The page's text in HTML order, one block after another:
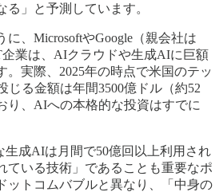
」と予測しています。
に、MicrosoftやGoogle（親会社は
企業は、AIクラウドや生成AIに巨額
。実際、2025年の時点で米国のテッ
じる金額は年間3500億ドル（約52
り、AIへの本格的な投資はすでに
生成AIは月間で50億回以上利用され
ている技術」であることも重要なポ
ットコムバブルと異なり、「中身の